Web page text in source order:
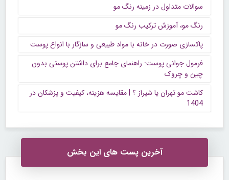
سوالات متداول در زمینه رنگ مو
رنگ مو، آموزش ترکیب رنگ مو
پاکسازی صورت در خانه با مواد طبیعی و سازگار با انواع پوست
فرمول جوانی پوست: راهنمای جامع برای داشتن پوستی بدون
چین و چروک
کاشت مو تهران یا شیراز ؟ | مقایسه هزینه، کیفیت و پزشکان در
1404
آخرین پست های این بخش